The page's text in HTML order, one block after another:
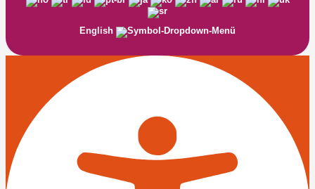
English